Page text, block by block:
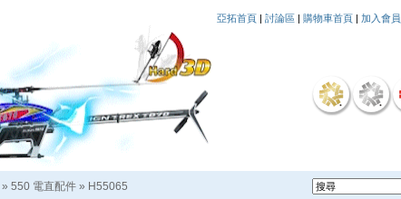
亞拓首頁 | 討論區 | 購物車首頁 | 加入會員
» 550 電直配件 » H55065